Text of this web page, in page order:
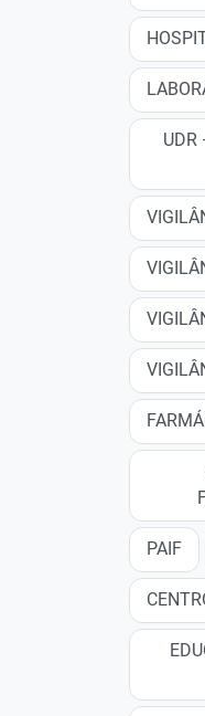
UDR
PAIF